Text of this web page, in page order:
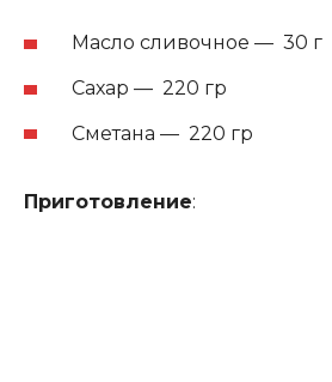
Масло сливочное — 30 г
Сахар — 220 гр
Сметана — 220 гр
Приготовление: